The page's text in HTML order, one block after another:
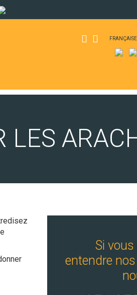
FRANÇAISE
LES
Si vous
entendre